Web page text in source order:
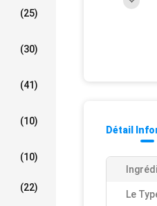
(25)
(30)
(41)
(10)
(10)
(22)
Détail
Le